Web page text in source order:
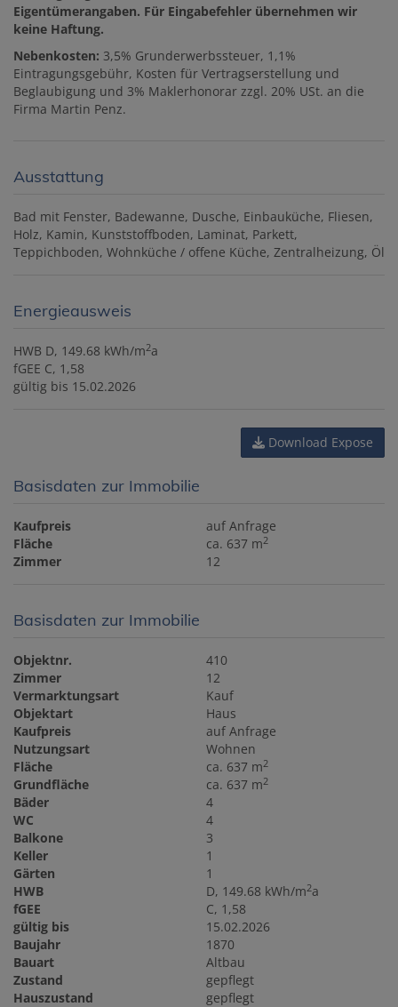
Eigentümerangaben. Für Eingabefehler übernehmen wir
keine Haftung.
Nebenkosten: 3,5% Grunderwerbssteuer, 1,1%
Eintragungsgebühr, Kosten für Vertragserstellung und
Beglaubigung und 3% Maklerhonorar zzgl. 20% USt. an die
Firma Martin Penz.
Ausstattung
Bad mit Fenster Badewanne Dusche Einbauküche Fliesen
Holz Kamin Kunststoffboden Laminat Parkett
Teppichboden Wohnküche / offene Küche Zentralheizung Öl
Energieausweis
HWB D, 149.68 kWh/m2a
fGEE C, 1,58
gültig bis 15.02.2026
Download Expose
Basisdaten zur Immobilie
Kaufpreis
auf Anfrage
Fläche
ca. 637 m2
Zimmer 12
Basisdaten zur Immobilie
Objektnr.
410
Zimmer
12
Vermarktungsart
Kauf
Objektart
Haus
Kaufpreis
auf Anfrage
Nutzungsart
Wohnen
Fläche
ca. 637 m2
Grundfläche ca. 637 m2
Bäder
4
WC
4
Balkone
3
Keller
1
Gärten
1
HWB
D, 149.68 kWh/m2a
fGEE
C, 1,58
gültig bis
15.02.2026
Baujahr
1870
Bauart
Altbau
Zustand
gepflegt
Hauszustand
gepflegt